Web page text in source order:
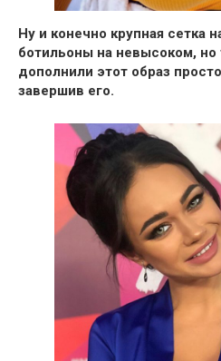
Ну и конечно крупная сетка
ботильоны на невысоком, но
дополнили этот образ
завершив его.